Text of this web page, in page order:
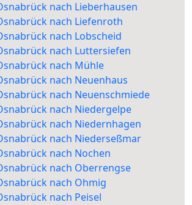
nach Lieberhausen
nach Liefenroth
nach Lobscheid
nach Luttersiefen
nach Mühle
nach Neuenhaus
nach Neuenschmiede
nach Niedergelpe
nach Niedernhagen
nach Niederseßmar
nach Nochen
nach Oberrengse
nach Ohmig
nach Peisel